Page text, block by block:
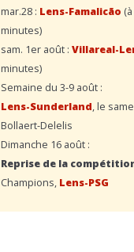
mar.28 : Lens-Famalicão
minutes)
sam. 1er août : Villareal-
minutes)
Semaine du 3-9 août :
Lens-Sunderland, le
Bollaert-Delelis
Dimanche 16 août :
Reprise de la
Champions, Lens-PSG